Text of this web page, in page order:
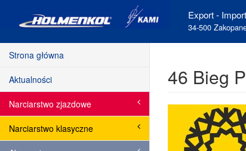
Export -
34-500
Strona główna
Aktualności
Narciarstwo zjazdowe
Narciarstwo klasyczne
46 Bieg